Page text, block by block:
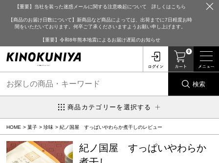
【重要】当社を装った迷惑メールに関する注意喚起について 詳しくはこちら
【商品のお届け日数について】新商品など商品によっては、出荷までに7日程度お時
間をいただいております。何卒ご了承くださいますようお願い申し上げます。
【重要】令和8年熊本地震によるお届け遅延のお知らせ
0
検索
商品カテゴリーを選択する
HOME 菓子 珍味 紀ノ国屋 すっぱいやわらか煮干しのレビュー
紀ノ国屋 すっぱいやわらか